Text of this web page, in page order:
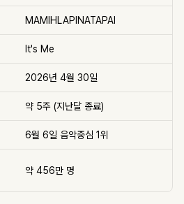
MAMIHLAPINATAPAI
It's Me
2026년 4월 30일
약 5주 (지난달 종료)
6월 6일 음악중심 1위
약 456만 명